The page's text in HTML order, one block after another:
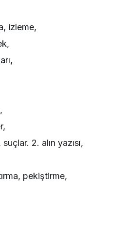
izleme,
2. alın yazısı,
pekiştirme,